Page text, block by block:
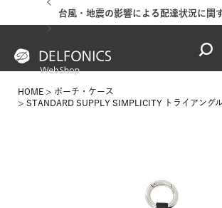
台風・地震の影響による配達状況に関
HOME
ポーチ・ケース
STANDARD SUPPLY SIMPLICITY トライアング